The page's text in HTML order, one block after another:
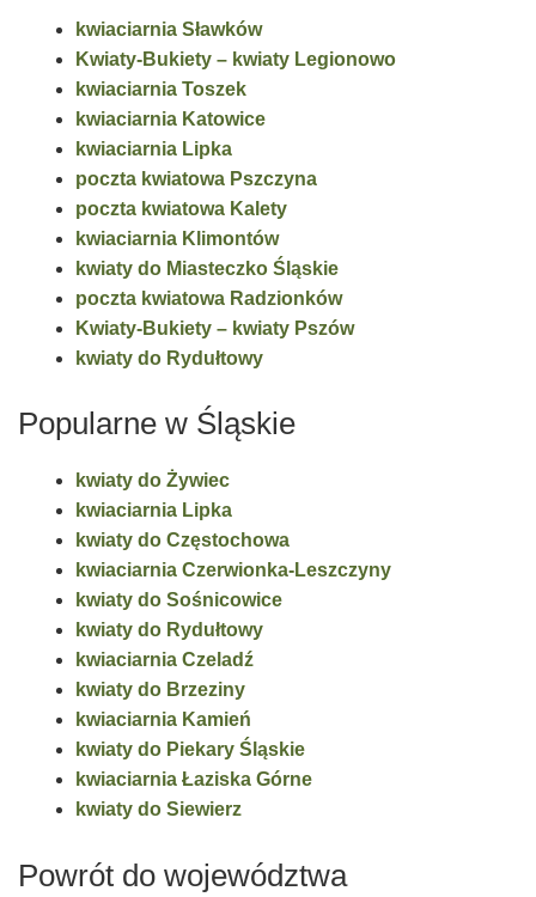
kwiaciarnia Sławków
Kwiaty-Bukiety – kwiaty Legionowo
kwiaciarnia Toszek
kwiaciarnia Katowice
kwiaciarnia Lipka
poczta kwiatowa Pszczyna
poczta kwiatowa Kalety
kwiaciarnia Klimontów
kwiaty do Miasteczko Śląskie
poczta kwiatowa Radzionków
Kwiaty-Bukiety – kwiaty Pszów
kwiaty do Rydułtowy
Popularne w Śląskie
kwiaty do Żywiec
kwiaciarnia Lipka
kwiaty do Częstochowa
kwiaciarnia Czerwionka-Leszczyny
kwiaty do Sośnicowice
kwiaty do Rydułtowy
kwiaciarnia Czeladź
kwiaty do Brzeziny
kwiaciarnia Kamień
kwiaty do Piekary Śląskie
kwiaciarnia Łaziska Górne
kwiaty do Siewierz
Powrót do województwa